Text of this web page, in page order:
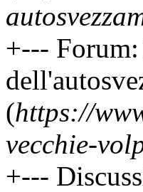
+---
(https://
vecchie-
+---